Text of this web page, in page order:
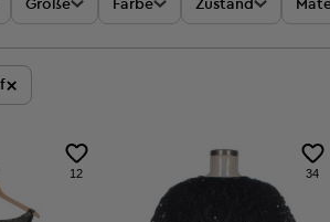
Größe Farbe Zustand
×
12 34